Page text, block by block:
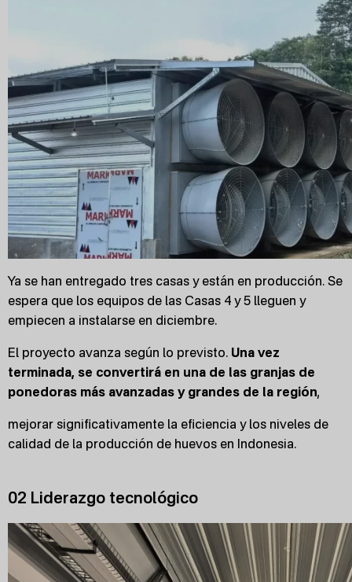
Ya se han entregado tres casas y están en producción. Se
espera que los equipos de las Casas 4 y 5 lleguen y
empiecen a instalarse en diciembre.
El proyecto avanza según lo previsto. Una vez
terminada, se convertirá en una de las granjas de
ponedoras más avanzadas y grandes de la región,
mejorar significativamente la eficiencia y los niveles de
calidad de la producción de huevos en Indonesia.
02 Liderazgo tecnológico